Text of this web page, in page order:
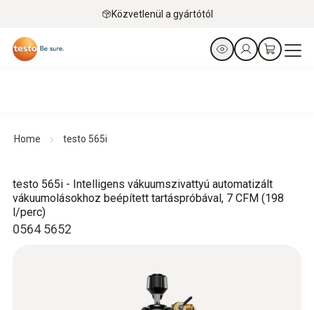
Közvetlenül a gyártótól
Home testo 565i
0564 5652
testo 565i - Intelligens vákuumszivattyú automatizált
vákuumolásokhoz beépített tartáspróbával, 7 CFM (198
l/perc)